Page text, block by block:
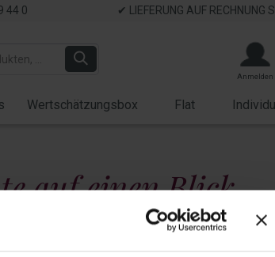
44 0 ✔ LIEFERUNG AUF RECHNUNG
Anmelden
Wertschätzungsbox Flat
auf einen Blick
Geeignet für